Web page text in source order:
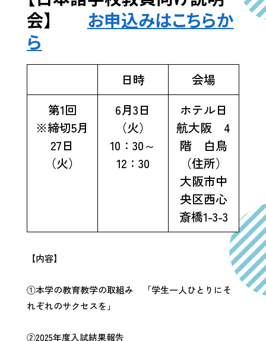
会】 お申込みはこちらか
ら
日時
会場
第1回
※締切5月
27日
（火）
6月3日
（火）
10：30～
12：30
ホテル日
航大阪 4
階 白鳥
（住所）
大阪市中
央区西心
斎橋1-3-3
【内容】
①本学の教育教学の取組み 「学生一人ひとりにそ
れぞれのサクセスを」
②2025年度入試結果報告